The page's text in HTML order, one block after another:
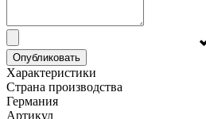
Опубликовать
Характеристики
Страна производства
Германия
Артикул